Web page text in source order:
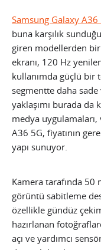
Samsung Galaxy A36
buna karşılık
giren modellerden
ekranı, 120 Hz
kullanımda güçlü bir
segmentte daha
yaklaşımı burada
medya
A36 5G, fiyatının
yapı sunuyor.
Kamera tarafında 50
görüntü sabitleme
özellikle gündüz
hazırlanan
açı ve yardımcı